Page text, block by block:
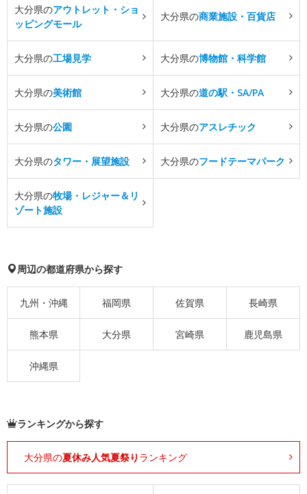
大分県のアウトレット・ショ
ッピングモール
大分県の商業施設・百貨店
大分県の工場見学 大分県の博物館・科学館
大分県の美術館 大分県の道の駅・SA/PA
大分県の公園 大分県のアスレチック
大分県のタワー・展望施設 大分県のフードテーマパーク
大分県の牧場・レジャー＆リ
ゾート施設
周辺の都道府県から探す
九州・沖縄 福岡県 佐賀県 長崎県
熊本県 大分県 宮崎県 鹿児島県
沖縄県
ランキングから探す
大分県の夏休み人気夏祭り ランキング